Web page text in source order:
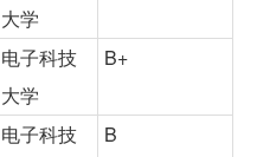
大学
电子科技
大学
B+
电子科技
B